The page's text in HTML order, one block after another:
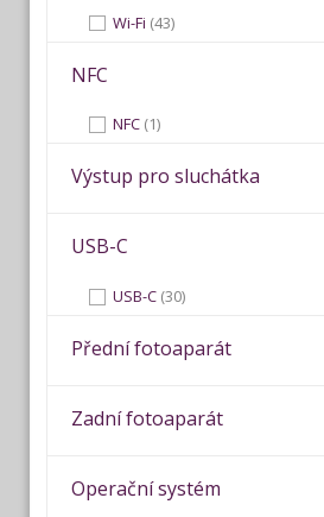
Wi-Fi (43)
NFC
NFC (1)
Výstup pro sluchátka
USB-C
USB-C (30)
Přední fotoaparát
Zadní fotoaparát
Operační systém